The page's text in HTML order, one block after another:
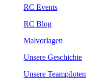
RC Events
RC Blog
Malvorlagen
Unsere Geschichte
Unsere Teampiloten